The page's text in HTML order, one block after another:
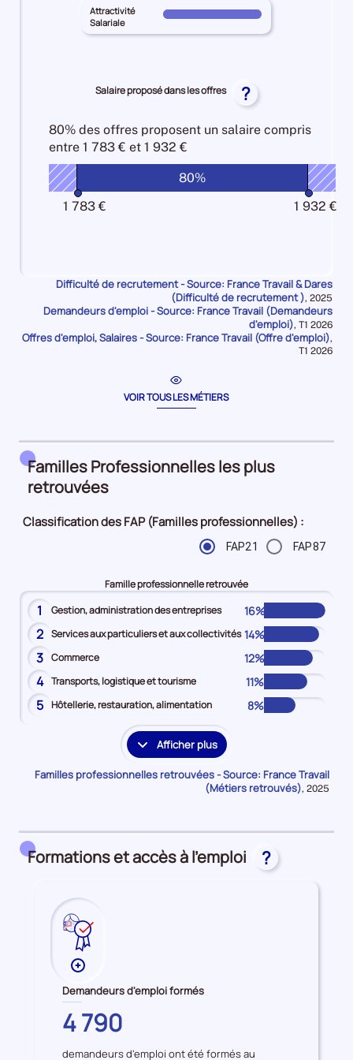
25%
Intensité
d'embauche
pour
les
-
10%
territoire
Manque
main
d'oeuvre
10%
Attractivité
Salariale
Pour
le
YVELINES
Attractivité
Salariale
100%
Salaire proposé dans les offres ?
80% des offres proposent un salaire compris
entre 1 783 € et 1 932 €
80%
1 783 €
1 932 €
Difficulté de recrutement - Source: France Travail & Dares
(Difficulté de recrutement ), Données
pour
la
période
2025
Demandeurs d'emploi - Source: France Travail (Demandeurs
d'emploi), Données
pour
la
T1 2026
Offres d'emploi, Salaires - Source: France Travail (Offre d'emploi),
Données
T1 2026
VOIR TOUS LES MÉTIERS
Familles Professionnelles les plus
retrouvées
Classification des FAP (Familles professionnelles) :
FAP21 FAP87
Famille professionnelle retrouvée
1 Gestion, administration des entreprises 16%
2 Services aux particuliers et aux collectivités 14%
3 Commerce 12%
4 Transports, logistique et tourisme 11%
5 Hôtellerie, restauration, alimentation 8%
Afficher plus
les
familles
professionnelles
Familles professionnelles retrouvées - Source: France Travail
(Métiers retrouvés), Données
2025
Formations et accès à l'emploi ?
Plus
de
données
sur
les
Demandeurs
Demandeurs d'emploi formés
YVELINES
4 790
demandeurs d'emploi ont été formés au